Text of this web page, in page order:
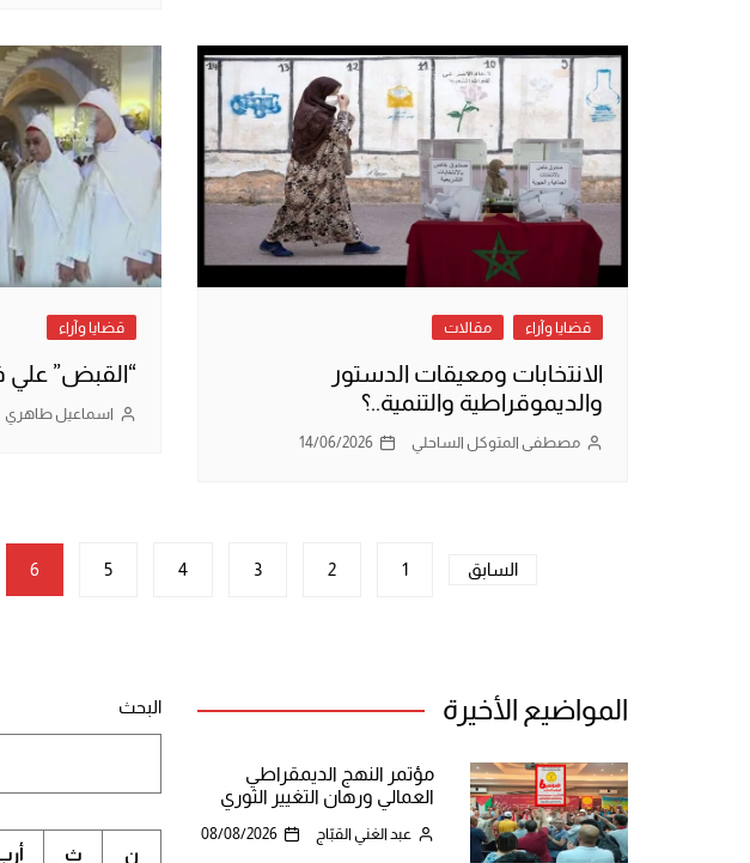
قضايا وآراء مقالات
الانتخابات ومعيقات الدستور
والديموقراطية والتنمية..؟
مصطفى المتوكل الساحلي 14/06/2026
قضايا وآراء
“القبض” علي
اسماعيل طاهري
السابق 1
2
3
4
5
6
المواضيع الأخيرة
مؤتمر النهج الديمقراطي
العمالي ورهان التغيير الثوري
عبد الغني القبّاج 08/08/2026
البحث
ن ث